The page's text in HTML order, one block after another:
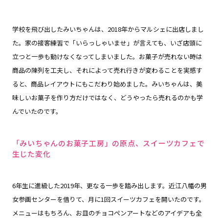
学校を飛び出したみいちゃんは、2018年からマルシェに出店しまし
た。家の接客練習で「いらっしゃいませ」が言えても、いざ店頭に
立つと一歩も動けなくなってしまいました。お菓子が売れない時は
商品の陳列を工夫し、それによって売れ行きが変わることを実感す
ると、商品レイアウトにもこだわり始めました。みいちゃんは、美
味しいお菓子を作り方だけではなく、どうやったら売れるのかも学
んでいたのです。
「みいちゃんのお菓子工房」の原点、スイーツカフェで
生じた変化
6年生に進級した2019年、更なる一歩を踏み出します。近江八幡の男
女参画センターを借りて、月に1回スイーツカフェを開いたのです。
メニューはもちろん、お皿のチョコペンアートなどのアイデアも全